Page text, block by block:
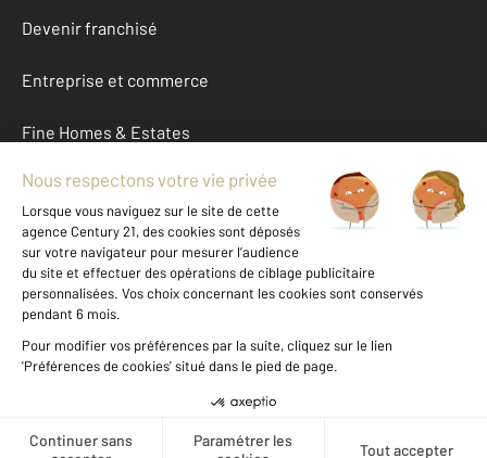
Devenir franchisé
Entreprise et commerce
Fine Homes & Estates
À propos
International
Nous contacter
Données personnelles
Gestionnaire des cookies